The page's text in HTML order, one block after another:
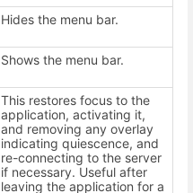
Hides the menu bar.
Shows the menu bar.
This restores focus to the
application, activating it,
and removing any overlay
indicating quiescence, and
re-connecting to the server
if necessary. Useful after
leaving the application for a